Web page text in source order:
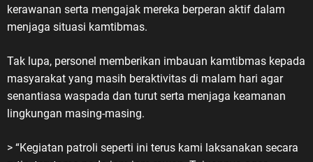
kerawanan serta mengajak mereka berperan aktif dalam
menjaga situasi kamtibmas.
Tak lupa, personel memberikan imbauan kamtibmas kepada
masyarakat yang masih beraktivitas di malam hari agar
senantiasa waspada dan turut serta menjaga keamanan
lingkungan masing-masing.
> “Kegiatan patroli seperti ini terus kami laksanakan secara